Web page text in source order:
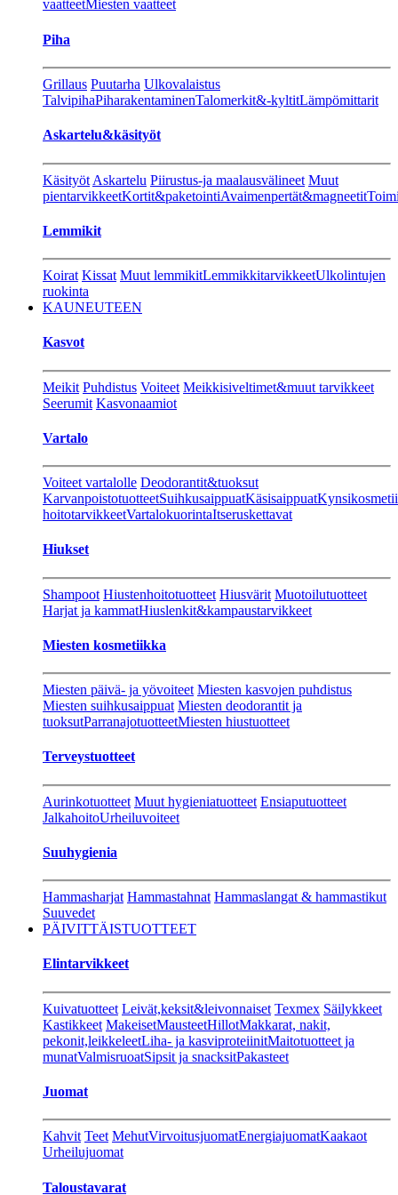
vaatteetMiesten vaatteet
Piha
Grillaus Puutarha Ulkovalaistus
TalvipihaPiharakentaminenTalomerkit&-kyltitLämpömittarit
Askartelu&käsityöt
Käsityöt Askartelu Piirustus-ja maalausvälineet Muut
pientarvikkeetKortit&paketointiAvaimenpertät&magneetit
Lemmikit
Koirat Kissat Muut lemmikitLemmikkitarvikkeetUlkolintujen
ruokinta
KAUNEUTEEN
Kasvot
Meikit Puhdistus Voiteet Meikkisiveltimet&muut tarvikkeet
Seerumit Kasvonaamiot
Vartalo
Voiteet vartalolle Deodorantit&tuoksut
KarvanpoistotuotteetSuihkusaippuatKäsisaippuat
hoitotarvikkeetVartalokuorintaItseruskettavat
Hiukset
Shampoot Hiustenhoitotuotteet Hiusvärit Muotoilutuotteet
Harjat ja kammatHiuslenkit&kampaustarvikkeet
Miesten kosmetiikka
Miesten päivä- ja yövoiteet Miesten kasvojen puhdistus
Miesten suihkusaippuat Miesten deodorantit ja
tuoksutParranajotuotteetMiesten hiustuotteet
Terveystuotteet
Aurinkotuotteet Muut hygieniatuotteet Ensiaputuotteet
JalkahoitoUrheiluvoiteet
Suuhygienia
Hammasharjat Hammastahnat Hammaslangat & hammastikut
Suuvedet
PÄIVITTÄISTUOTTEET
Elintarvikkeet
Kuivatuotteet Leivät,keksit&leivonnaiset Texmex Säilykkeet
Kastikkeet MakeisetMausteetHillotMakkarat, nakit,
pekonit,leikkeleetLiha- ja kasviproteiinitMaitotuotteet ja
munatValmisruoatSipsit ja snacksitPakasteet
Juomat
Kahvit Teet MehutVirvoitusjuomatEnergiajuomatKaakaot
Urheilujuomat
Taloustavarat